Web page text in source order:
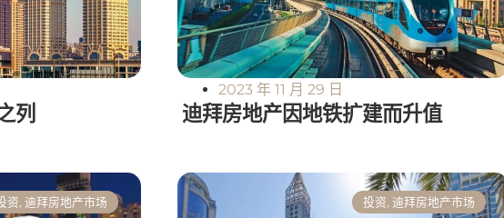
列
2023 年 11 月 29 日
迪拜房地产因地铁扩建而升值
资,迪拜房地产市场 投资, 迪拜房地产市场